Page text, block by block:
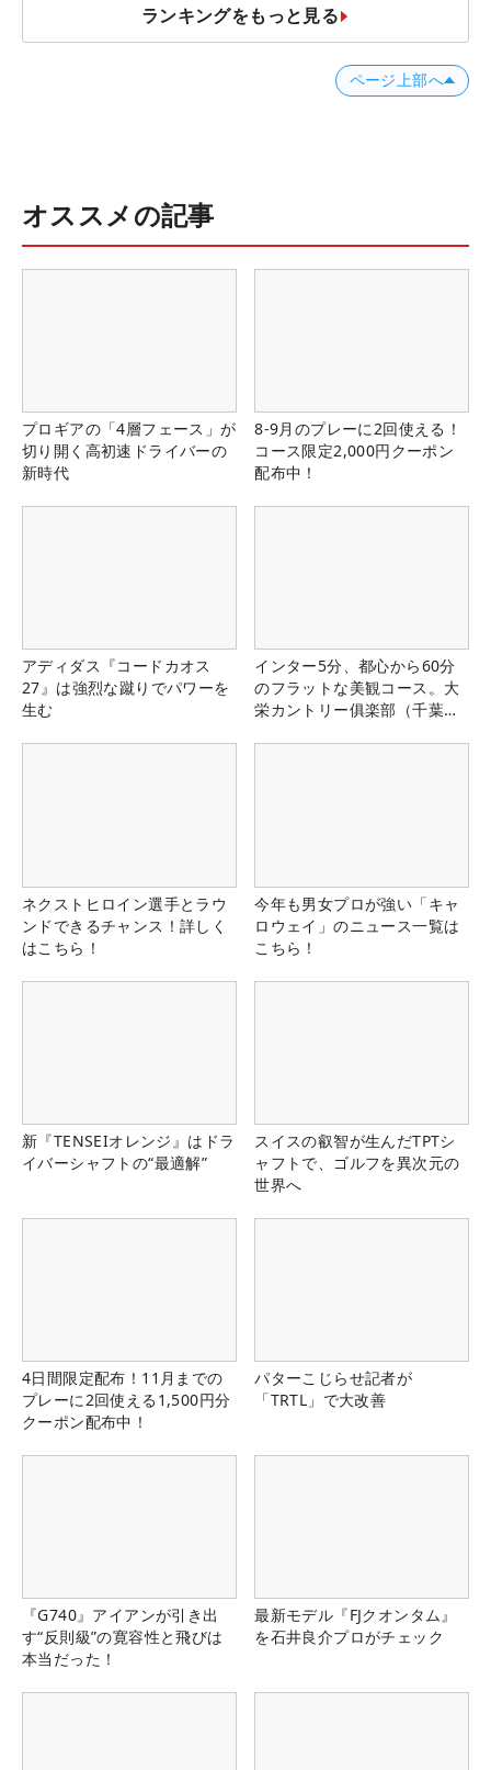
ランキングをもっと見る
ページ上部へ
オススメの記事
プロギアの「4層フェース」が
切り開く高初速ドライバーの
新時代
8-9月のプレーに2回使える！
コース限定2,000円クーポン
配布中！
アディダス『コードカオス
27』は強烈な蹴りでパワーを
生む
インター5分、都心から60分
のフラットな美観コース。大
栄カントリー俱楽部（千葉
ネクストヒロイン選手とラウ
ンドできるチャンス！詳しく
はこちら！
今年も男女プロが強い「キャ
ロウェイ」のニュース一覧は
こちら！
新『TENSEIオレンジ』はドラ
イバーシャフトの“最適解”
スイスの叡智が生んだTPTシ
ャフトで、ゴルフを異次元の
世界へ
4日間限定配布！11月までの
プレーに2回使える1,500円分
クーポン配布中！
パターこじらせ記者が
「TRTL」で大改善
『G740』アイアンが引き出
す“反則級”の寛容性と飛びは
本当だった！
最新モデル『FJクオンタム』
を石井良介プロがチェック